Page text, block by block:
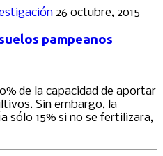
26 octubre, 2015
pampeanos
de la capacidad de aportar
Sin embargo, la
sólo 15% si no se fertilizara,